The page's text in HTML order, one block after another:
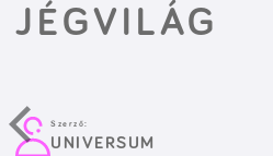
JÉGVILÁG
Szerző:
UNIVERSUM